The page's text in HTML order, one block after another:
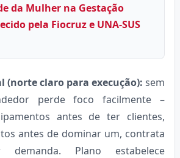
da Mulher na Gestação
pela Fiocruz e UNA-SUS
(norte claro para execução): sem
perde foco facilmente –
antes de ter clientes,
antes de dominar um, contrata
Plano estabelece